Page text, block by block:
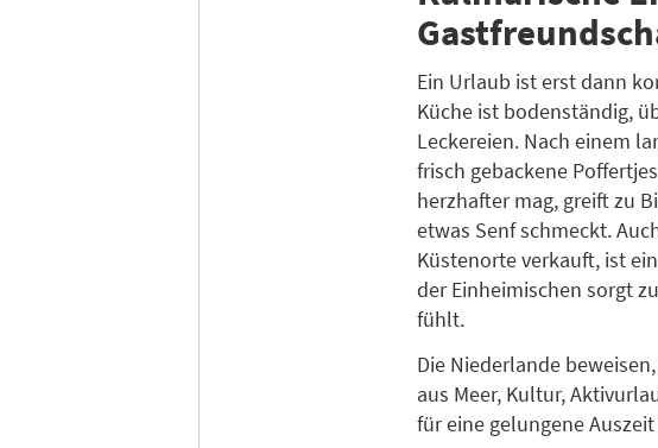
Ein Urlaub ist erst dann
Küche ist bodenständig,
Leckereien. Nach einem
frisch gebackene
herzhafter mag, greift zu
etwas Senf schmeckt.
Küstenorte verkauft, ist
der Einheimischen sorgt
fühlt.
Die Niederlande
aus Meer, Kultur,
für eine gelungene